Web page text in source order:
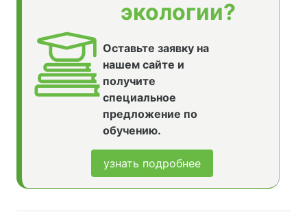
экологии?
Оставьте заявку на
нашем сайте и
получите
специальное
предложение по
обучению.
узнать подробнее